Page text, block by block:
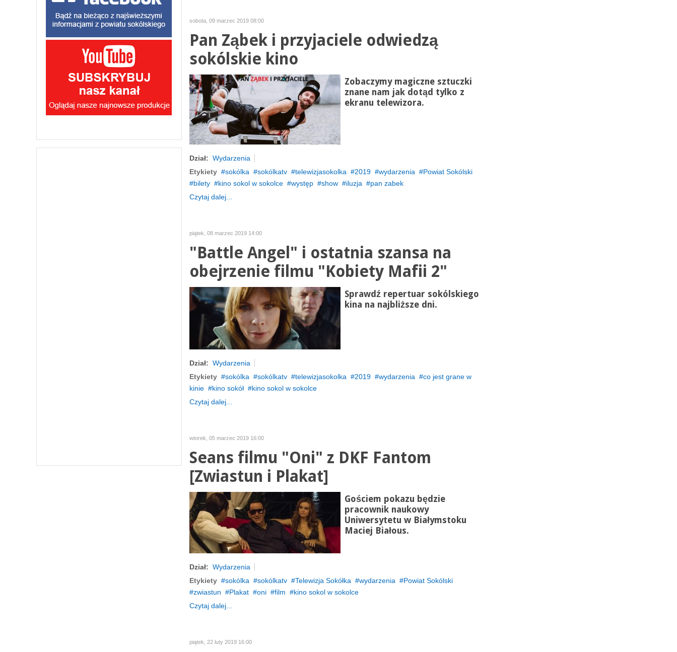
sobota, 09 marzec 2019 08:00
Pan Ząbek i przyjaciele odwiedzą
sokólskie kino
Zobaczymy magiczne sztuczki
znane nam jak dotąd tylko z
ekranu telewizora.
Dział: Wydarzenia
Etykiety
sokólka sokólkatv telewizjasokolka 2019 wydarzenia
Powiat Sokólski
bilety
kino sokol w sokolce występ show iluzja
pan zabek
Czytaj dalej...
piątek, 08 marzec 2019 14:00
"Battle Angel" i ostatnia szansa na
obejrzenie filmu "Kobiety Mafii 2"
Sprawdź repertuar sokólskiego
kina na najbliższe dni.
Dział: Wydarzenia
Etykiety
sokólka sokólkatv telewizjasokolka 2019 wydarzenia
co jest grane w
kinie
kino sokół
kino sokol w sokolce
Czytaj dalej...
wtorek, 05 marzec 2019 16:00
Seans filmu "Oni" z DKF Fantom
[Zwiastun i Plakat]
Gościem pokazu będzie
pracownik naukowy
Uniwersytetu w Białymstoku
Maciej Białous.
Dział: Wydarzenia
Etykiety
sokólka sokólkatv Telewizja Sokółka wydarzenia
Powiat Sokólski
zwiastun
Plakat oni film
kino sokol w sokolce
Czytaj dalej...
piątek, 22 luty 2019 16:00